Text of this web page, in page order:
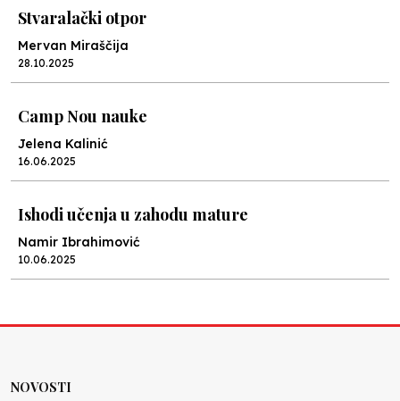
Stvaralački otpor
Mervan Miraščija
28.10.2025
Camp Nou nauke
Jelena Kalinić
16.06.2025
Ishodi učenja u zahodu mature
Namir Ibrahimović
10.06.2025
NOVOSTI